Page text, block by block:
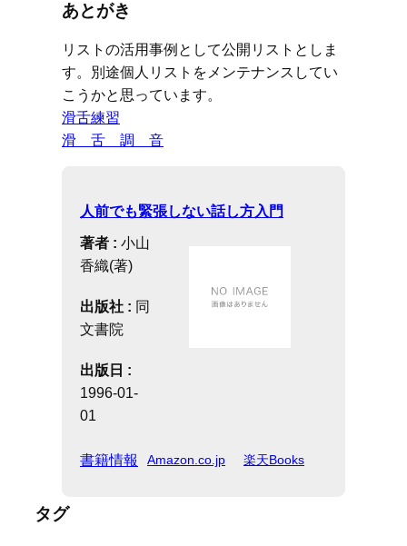
あとがき
リストの活用事例として公開リストとしま
す。別途個人リストをメンテナンスしてい
こうかと思っています。
滑舌練習
滑 舌 調 音
人前でも緊張しない話し方入門
著者 : 小山
香織(著)
出版社 : 同
文書院
出版日 :
1996-01-
01
書籍情報 Amazon.co.jp 楽天Books
タグ